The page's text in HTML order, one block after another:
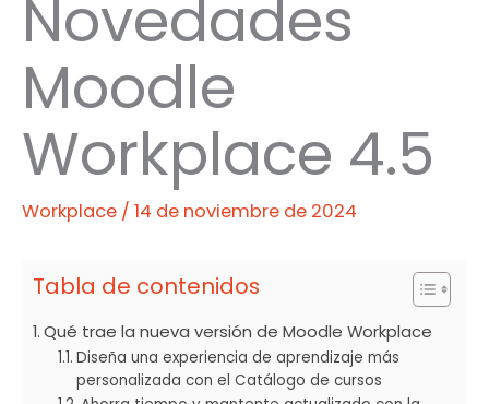
Novedades
Moodle
Workplace 4.5
Workplace / 14 de noviembre de 2024
Tabla de contenidos
Qué trae la nueva versión de Moodle Workplace
Diseña una experiencia de aprendizaje más
personalizada con el Catálogo de cursos